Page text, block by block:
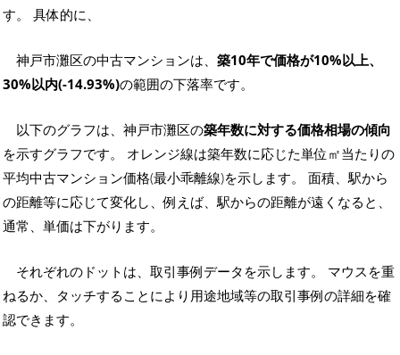
す。 具体的に、
神戸市灘区の中古マンションは、 築10年で価格が10%以上、
30%以内(-14.93%)の範囲の下落率です。
以下のグラフは、神戸市灘区の築年数に対する価格相場の傾向
を示すグラフです。 オレンジ線は築年数に応じた単位㎡当たりの
平均中古マンション価格(最小乖離線)を示します。 面積、駅から
の距離等に応じて変化し、例えば、駅からの距離が遠くなると、
通常、単価は下がります。
それぞれのドットは、取引事例データを示します。 マウスを重
ねるか、タッチすることにより用途地域等の取引事例の詳細を確
認できます。